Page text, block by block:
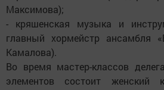
Максимова);
- кряшенская музыка и
главный хормейстр ансамбля
Камалова).
Во время мастер-классов
элементов состоит женский